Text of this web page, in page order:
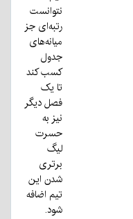
نتوانست
رتبه‌ای جز
میانه‌های
جدول
کسب کند
تا یک
فصل دیگر
نیز به
حسرت
لیگ
برتری
شدن این
تیم اضافه
شود.